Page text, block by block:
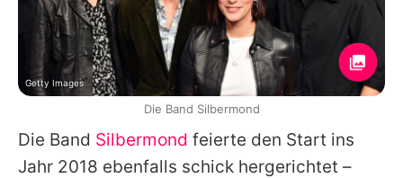
Die Band Silbermond feierte den Start ins
Jahr 2018 ebenfalls schick hergerichtet –
Getty Images
Die Band Silbermond